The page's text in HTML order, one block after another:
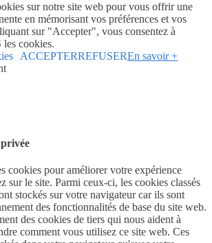
sur notre site web pour vous offrir une
en mémorisant vos préférences et vos
sur "Accepter", vous consentez à
cookies.
ACCEPTERREFUSEREn savoir +
cookies pour améliorer votre expérience
sur le site. Parmi ceux-ci, les cookies classés
stockés sur votre navigateur car ils sont
des fonctionnalités de base du site web.
des cookies de tiers qui nous aident à
comment vous utilisez ce site web. Ces